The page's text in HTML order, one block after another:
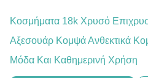
Κοσμήματα 18k Χρυσό
Αξεσουάρ Κομψά Ανθεκτικά
Μόδα Και Καθημερινή Χρήση